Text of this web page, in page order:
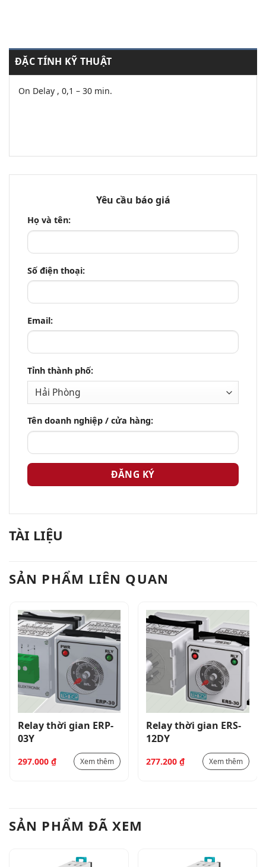
ĐẶC TÍNH KỸ THUẬT
On Delay , 0,1 – 30 min.
Yêu cầu báo giá
Họ và tên:
Số điện thoại:
Email:
Tỉnh thành phố:
Tên doanh nghiệp / cửa hàng:
TÀI LIỆU
SẢN PHẨM LIÊN QUAN
Relay thời gian ERP-
03Y
297.000 ₫ Xem thêm
Relay thời gian ERS-
12DY
277.200 ₫ Xem thêm
SẢN PHẨM ĐÃ XEM